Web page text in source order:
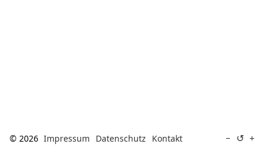
© 2026 Impressum Datenschutz Kontakt − ↺ +